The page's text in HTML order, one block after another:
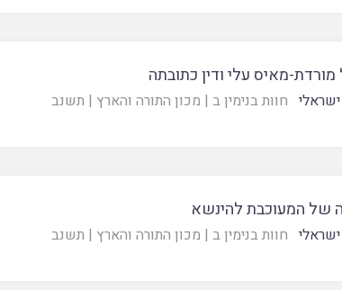
מאיס עלי ודין כתובתה
חוות בנימין ב | מכון התורה והארץ | תשנב
של המעוכבת להינשא
חוות בנימין ב | מכון התורה והארץ | תשנב